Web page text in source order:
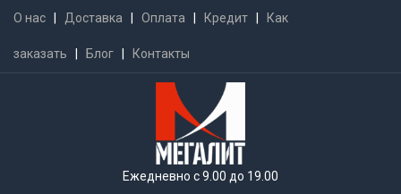
О нас Доставка Оплата Кредит Как
заказать Блог Контакты
Ежедневно с 9.00 до 19.00